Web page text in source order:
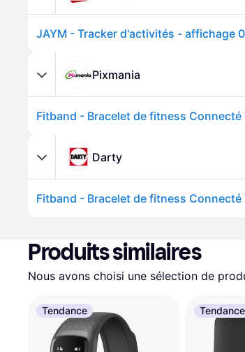
JAYM - Tracker d'activités - affichage
Pixmania
Darty
Produits similaires
Nous avons choisi une sélection de
Tendance Tendance